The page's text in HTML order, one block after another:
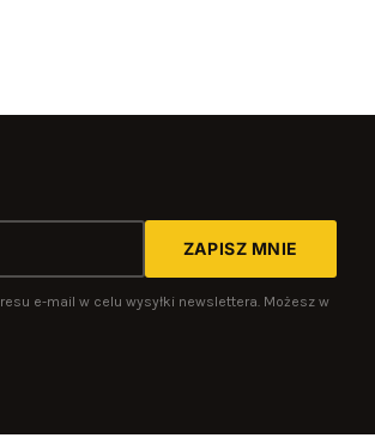
ZAPISZ MNIE
e-mail w celu wysyłki newslettera. Możesz w